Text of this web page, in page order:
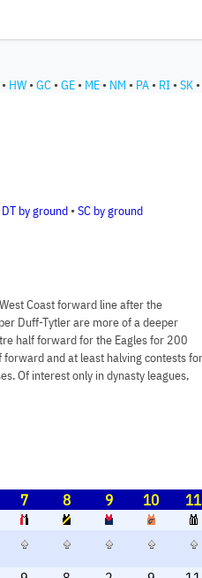
• HW • GC • GE • ME • NM • PA • RI • SK •